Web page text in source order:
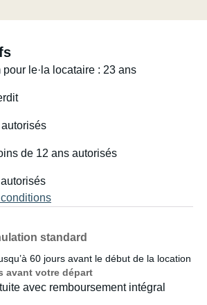
le·la locataire : 23 ans
de 12 ans autorisés
standard
60 jours avant le début de la location
avant votre départ
avec remboursement intégral